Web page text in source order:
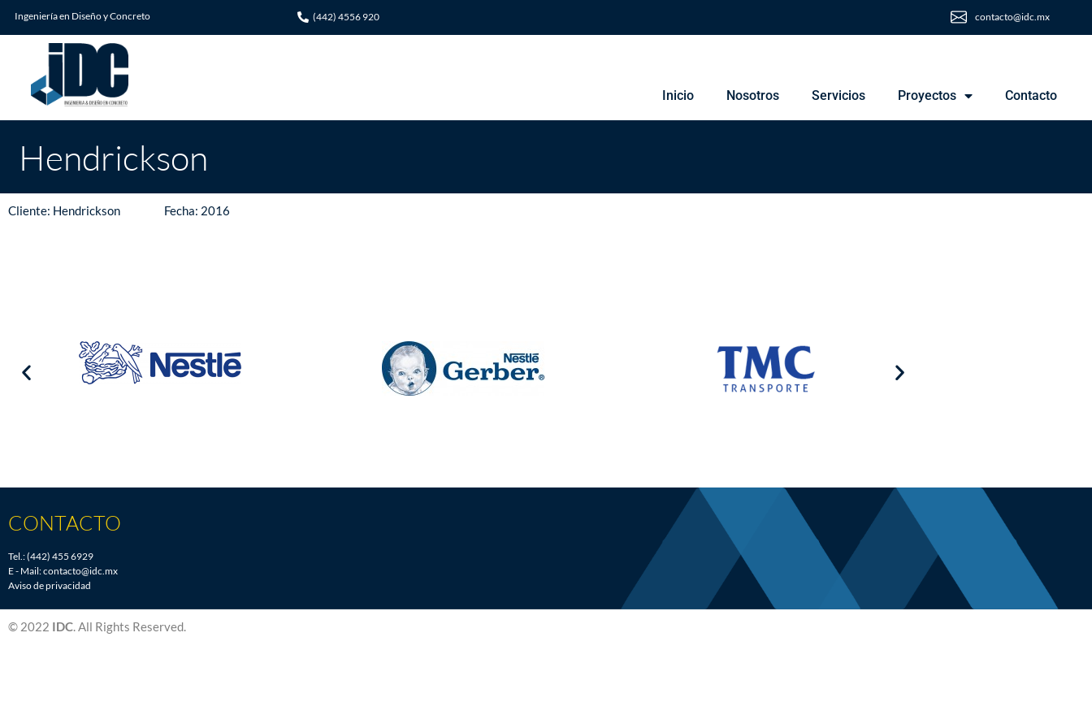
Ingeniería en Diseño y Concreto (442) 4556 920 contacto@idc.mx
Inicio Nosotros Servicios Proyectos Contacto
Hendrickson
Hendrickson
Cliente: Hendrickson Fecha: 2016
CONTACTO
Tel.: (442) 455 6929
E - Mail:contacto@idc.mx
Aviso de privacidad
© 2022 IDC. All Rights Reserved.